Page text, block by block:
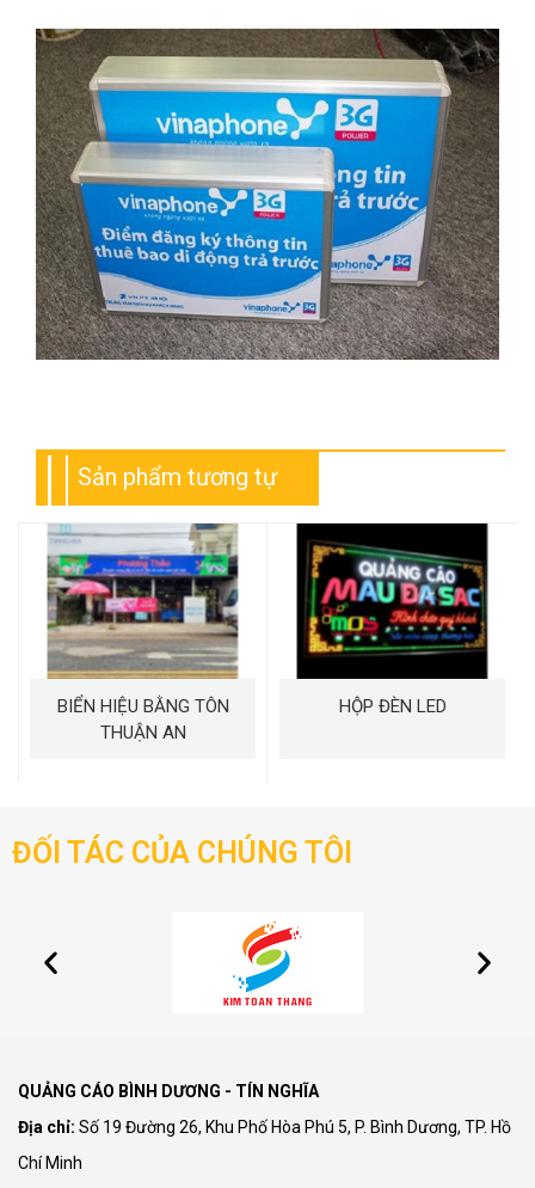
Sản phẩm tương tự
BIỂN HIỆU BẰNG TÔN
THUẬN AN
HỘP ĐÈN LED
ĐỐI TÁC CỦA CHÚNG TÔI
QUẢNG CÁO BÌNH DƯƠNG - TÍN NGHĨA
Địa chỉ: Số 19 Đường 26, Khu Phố Hòa Phú 5, P. Bình Dương, TP. Hồ
Chí Minh